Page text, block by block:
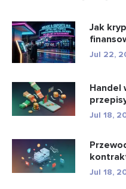
Jak
Jul 22,
Handel
Jul 18,
intel...
Jul 18,